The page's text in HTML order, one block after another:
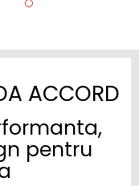
ACCORD
pentru